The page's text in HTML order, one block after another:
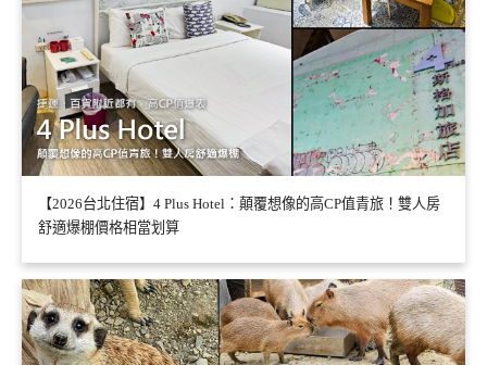
【2026台北住宿】4 Plus Hotel：顛覆想像的高CP值青旅！雙人房
舒適爆棚價格相當划算